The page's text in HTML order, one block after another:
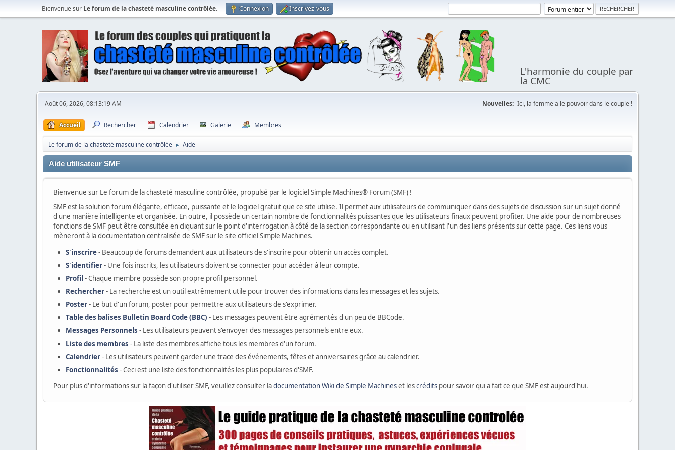
Bienvenue sur Le forum de la chasteté masculine contrôlée. Connexion Inscrivez-vous
L'harmonie du couple par
la CMC
Août 06, 2026, 08:13:19 AM Nouvelles: Ici, la femme a le pouvoir dans le couple !
Accueil Rechercher Calendrier Galerie Membres
Le forum de la chasteté masculine contrôlée ► Aide
Aide utilisateur SMF
Bienvenue sur Le forum de la chasteté masculine contrôlée, propulsé par le logiciel Simple Machines® Forum (SMF) !
SMF est la solution forum élégante, efficace, puissante et le logiciel gratuit que ce site utilise. Il permet aux utilisateurs de communiquer dans des sujets de discussion sur un sujet donné
d'une manière intelligente et organisée. En outre, il possède un certain nombre de fonctionnalités puissantes que les utilisateurs finaux peuvent profiter. Une aide pour de nombreuses
fonctions de SMF peut être consultée en cliquant sur le point d'interrogation à côté de la section correspondante ou en utilisant l'un des liens présents sur cette page. Ces liens vous
mèneront à la documentation centralisée de SMF sur le site officiel Simple Machines.
S'inscrire- Beaucoup de forums demandent aux utilisateurs de s'inscrire pour obtenir un accès complet.
S'identifier- Une fois inscrits, les utilisateurs doivent se connecter pour accéder à leur compte.
Profil - Chaque membre possède son propre profil personnel.
Rechercher- La recherche est un outil extrêmement utile pour trouver des informations dans les messages et les sujets.
Poster- Le but d'un forum, poster pour permettre aux utilisateurs de s'exprimer.
Table des balises Bulletin Board Code (BBC) - Les messages peuvent être agrémentés d'un peu de BBCode.
Messages Personnels - Les utilisateurs peuvent s'envoyer des messages personnels entre eux.
Liste des membres - La liste des membres affiche tous les membres d'un forum.
Calendrier- Les utilisateurs peuvent garder une trace des événements, fêtes et anniversaires grâce au calendrier.
Fonctionnalités - Ceci est une liste des fonctionnalités les plus populaires d'SMF.
Pour plus d'informations sur la façon d'utiliser SMF, veuillez consulter ladocumentation Wiki de Simple Machineset lescrédits pour savoir qui a fait ce que SMF est aujourd'hui.